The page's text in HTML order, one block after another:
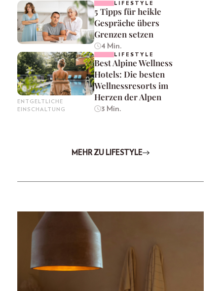
LIFESTYLE
5 Tipps für heikle
Gespräche übers
Grenzen setzen
4 Min.
ENTGELTLICHE
EINSCHALTUNG
LIFESTYLE
Best Alpine Wellness
Hotels: Die besten
Wellnessresorts im
Herzen der Alpen
3 Min.
MEHR ZU LIFESTYLE